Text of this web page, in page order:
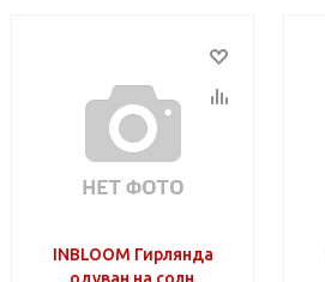
INBLOOM Гирлянда